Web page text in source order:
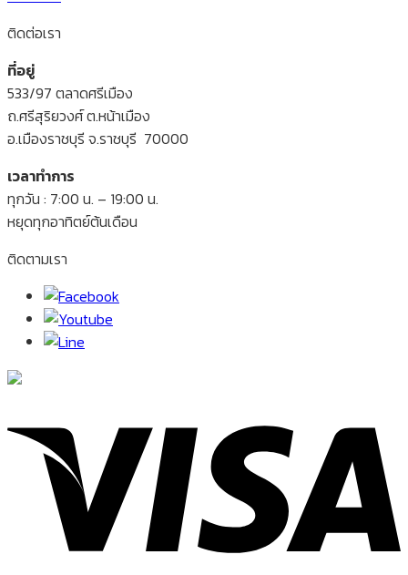
ติดต่อเรา
ที่อยู่
533/97 ตลาดศรีเมือง
ถ.ศรีสุริยวงศ์ ต.หน้าเมือง
อ.เมืองราชบุรี จ.ราชบุรี 70000
เวลาทำการ
ทุกวัน : 7:00 น. – 19:00 น.
หยุดทุกอาทิตย์ต้นเดือน
ติดตามเรา